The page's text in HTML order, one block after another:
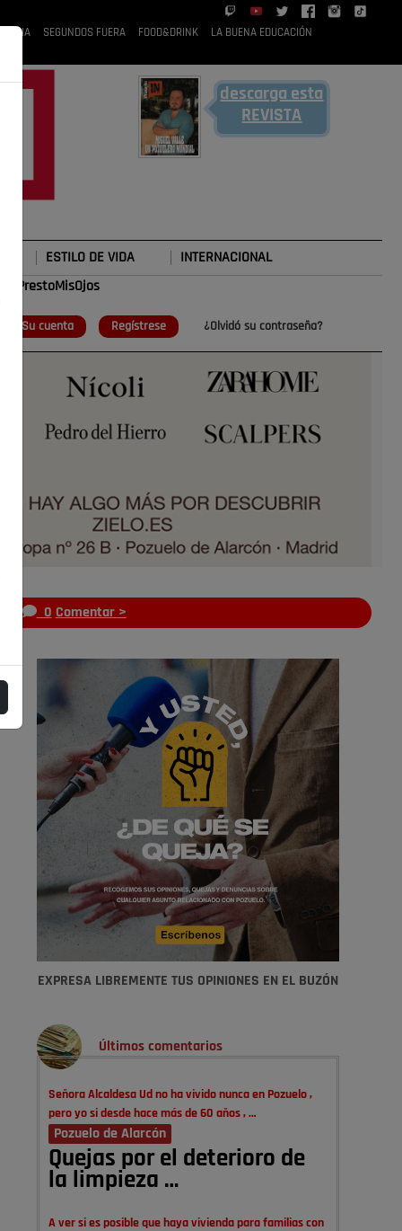
RUBIA SEGUNDOS FUERA FOOD&DRINK
LA BUENA EDUCACIÓN
descarga esta
REVISTA
ESTILO DE VIDA INTERNACIONAL
#TePrestoMisOjos
Su cuenta Regístrese ¿Olvidó su contraseña?
0 Comentar >
EXPRESA LIBREMENTE TUS OPINIONES EN EL BUZÓN
Últimos comentarios
Señora Alcaldesa Ud no ha vivido nunca en Pozuelo ,
pero yo si desde hace más de 60 años , …
Pozuelo de Alarcón
Quejas por el deterioro de
la limpieza …
A ver si es posible que haya vivienda para familias con